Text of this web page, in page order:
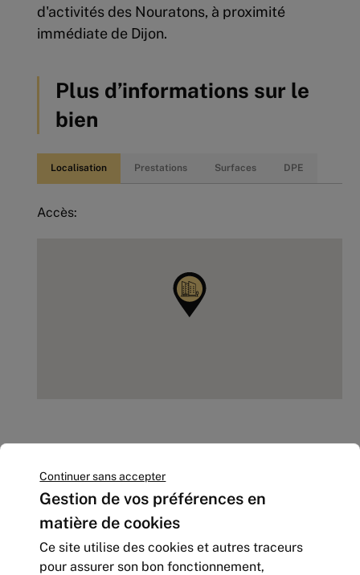
d'activités des Nouratons, à proximité
immédiate de Dijon.
Plus d’informations sur le
bien
Localisation Prestations Surfaces DPE
Accès:
environs
Continuer sans accepter
Gestion de vos préférences en
matière de cookies
Ce site utilise des cookies et autres traceurs
pour assurer son bon fonctionnement,